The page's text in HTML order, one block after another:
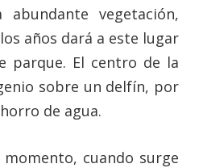
abundante vegetación,
años dará a este lugar
parque. El centro de la
sobre un delfín, por
de agua.
cuando surge